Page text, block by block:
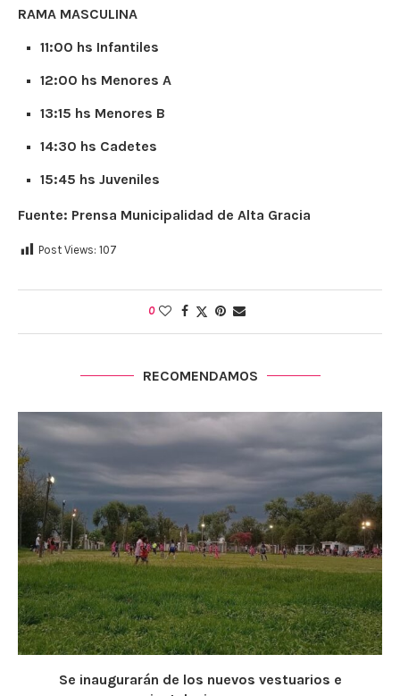
RAMA MASCULINA
11:00 hs Infantiles
12:00 hs Menores A
13:15 hs Menores B
14:30 hs Cadetes
15:45 hs Juveniles
Fuente: Prensa Municipalidad de Alta Gracia
Post Views: 107
0
RECOMENDAMOS
Se inaugurarán de los nuevos vestuarios e